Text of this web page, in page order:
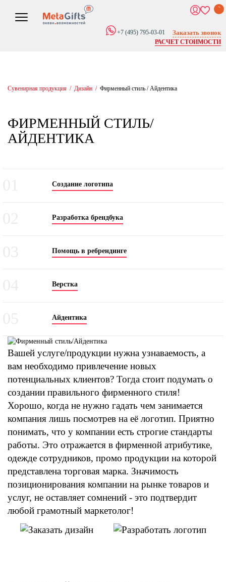
0
+7 (495) 795-03-01 Заказать звонок
РАСЧЕТ СТОИМОСТИ
Сувенирная продукция / Дизайн / Фирменный стиль / Айдентика
ФИРМЕННЫЙ СТИЛЬ/
АЙДЕНТИКА
Создание логотипа
Разработка брендбука
Помощь в ребрендинге
Верстка
Айдентика
Вашей услуге/продукции нужна узнаваемость, а
вам необходимо привлечение новых
потенциальных клиентов? Тогда стоит подумать о
создании правильного фирменного стиля!
Хорошо, когда не нужно гадать чем занимается
компания лишь посмотрев на её логотип. Приятно
понимать, что у компании есть строгие стандарты
работы. Это отражается в фирменной атрибутике,
одежде сотрудников, промо продукции на которой
представлена торговая марка. Значимость
позиционирования компании на рынке товаров и
услуг, не оставляет сомнений - это подтвердит
любой грамотный маркетолог!